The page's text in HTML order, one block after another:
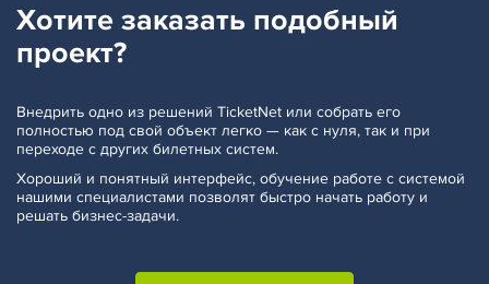
Хотите заказать подобный
проект?
Внедрить одно из решений TicketNet или собрать его
полностью под свой объект легко — как с нуля, так и при
переходе с других билетных систем.
Хороший и понятный интерфейс, обучение работе с системой
нашими специалистами позволят быстро начать работу и
решать бизнес-задачи.